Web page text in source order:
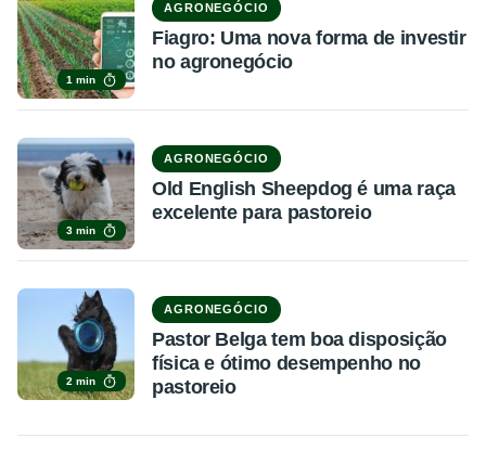
1 min
AGRONEGÓCIO
Fiagro: Uma nova forma de investir
no agronegócio
3 min
AGRONEGÓCIO
Old English Sheepdog é uma raça
excelente para pastoreio
2 min
AGRONEGÓCIO
Pastor Belga tem boa disposição
física e ótimo desempenho no
pastoreio